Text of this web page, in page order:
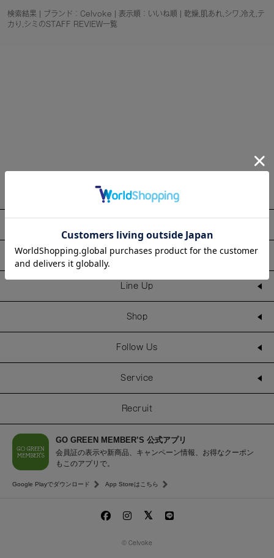
検索結果 | ブランド：Celvoke | 表示順：いいね順 | 乾燥,肌あれ,シワ,冷え,テ
カり,シミのSTAFF REVIEW一覧
Information
Line Up
Shop
Follow Us
Service
Recruit
GO GREEN MEMBER’S 公式アプリ
会員証の表示や新商品、キャンペーン情報、お得なクーポン
もこのアプリで。
Google Playでダウンロード App Storeはこちら
© Celvoke